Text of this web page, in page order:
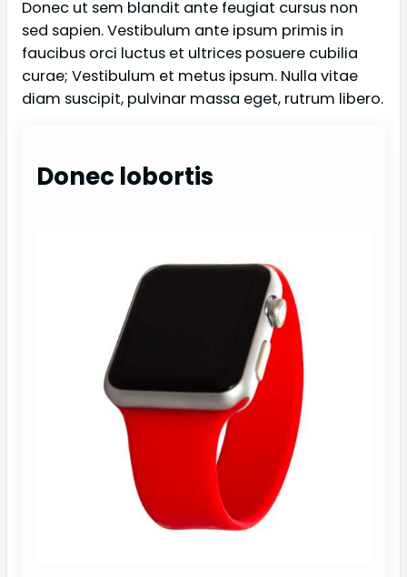
Donec ut sem blandit ante feugiat cursus non
sed sapien. Vestibulum ante ipsum primis in
faucibus orci luctus et ultrices posuere cubilia
curae; Vestibulum et metus ipsum. Nulla vitae
diam suscipit, pulvinar massa eget, rutrum libero.
Donec lobortis